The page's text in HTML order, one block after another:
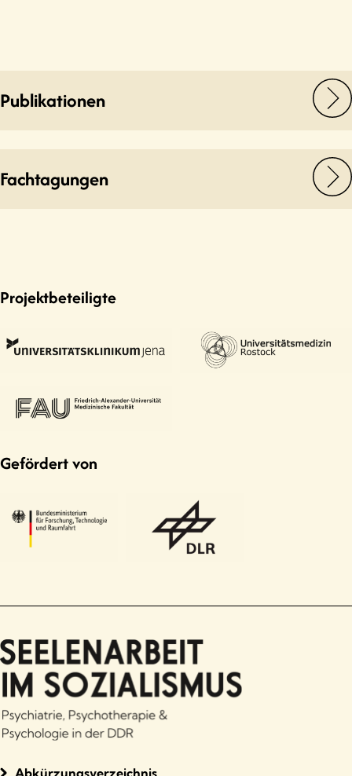
Publikationen
Fachtagungen
Projektbeteiligte
Gefördert von